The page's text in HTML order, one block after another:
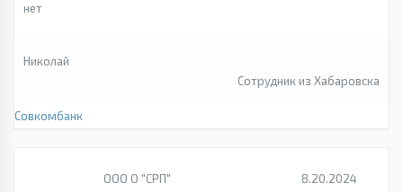
нет
Николай
Сотрудник из Хабаровска
Совкомбанк
ООО О "СРП"
8.20.2024